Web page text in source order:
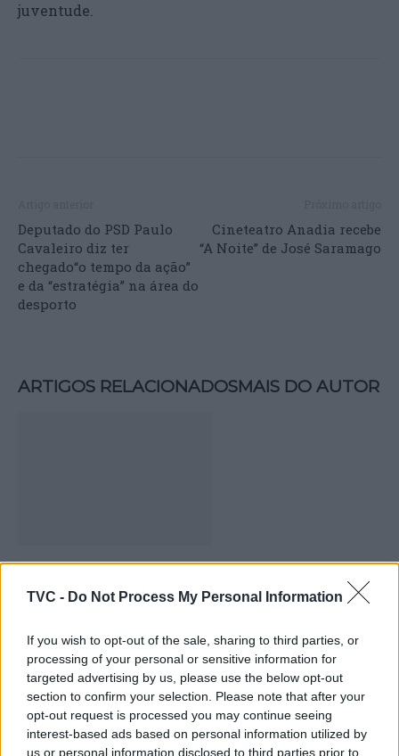
TVC - Do Not Process My Personal Information
If you wish to opt-out of the sale, sharing to third parties, or
processing of your personal or sensitive information for
targeted advertising by us, please use the below opt-out
section to confirm your selection. Please note that after your
opt-out request is processed you may continue seeing
interest-based ads based on personal information utilized by
us or personal information disclosed to third parties prior to
juventude.
Deputado do PSD Paulo
Cavaleiro diz ter
chegado“o tempo da ação”
e da “estratégia” na área do
desporto
Cineteatro Anadia recebe
“A Noite” de José Saramago
ARTIGOS RELACIONADOSMAIS DO AUTOR
Sinfónica da ARMAB pelo 1º lugar no
certame internacional de Valência